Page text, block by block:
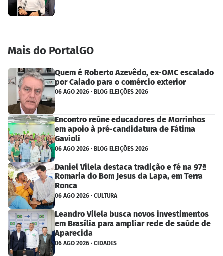
Mais do PortalGO
Quem é Roberto Azevêdo, ex-OMC escalado
por Caiado para o comércio exterior
06 AGO 2026 · BLOG ELEIÇÕES 2026
Encontro reúne educadores de Morrinhos
em apoio à pré-candidatura de Fátima
Gavioli
06 AGO 2026 · BLOG ELEIÇÕES 2026
Daniel Vilela destaca tradição e fé na 97ª
Romaria do Bom Jesus da Lapa, em Terra
Ronca
06 AGO 2026 · CULTURA
Leandro Vilela busca novos investimentos
em Brasília para ampliar rede de saúde de
Aparecida
06 AGO 2026 · CIDADES